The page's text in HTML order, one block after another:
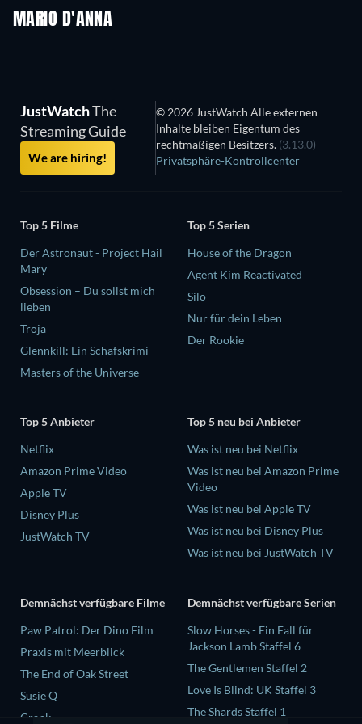
MARIO D'ANNA
Serie
JustWatchThe
Streaming Guide
We are hiring!
© 2026 JustWatch Alle externen
Inhalte bleiben Eigentum des
rechtmäßigen Besitzers. (3.13.0)
Privatsphäre-Kontrollcenter
Top 5 Filme
Der Astronaut - Project Hail
Mary
Obsession – Du sollst mich
lieben
Troja
Glennkill: Ein Schafskrimi
Masters of the Universe
Top 5 Serien
House of the Dragon
Agent Kim Reactivated
Silo
Nur für dein Leben
Der Rookie
Top 5 Anbieter
Netflix
Amazon Prime Video
Apple TV
Disney Plus
JustWatch TV
Top 5 neu bei Anbieter
Was ist neu bei Netflix
Was ist neu bei Amazon Prime
Video
Was ist neu bei Apple TV
Was ist neu bei Disney Plus
Was ist neu bei JustWatch TV
Demnächst verfügbare Filme
Paw Patrol: Der Dino Film
Praxis mit Meerblick
The End of Oak Street
Susie Q
Crank
Demnächst verfügbare Serien
Slow Horses - Ein Fall für
Jackson Lamb Staffel 6
The Gentlemen Staffel 2
Love Is Blind: UK Staffel 3
The Shards Staffel 1